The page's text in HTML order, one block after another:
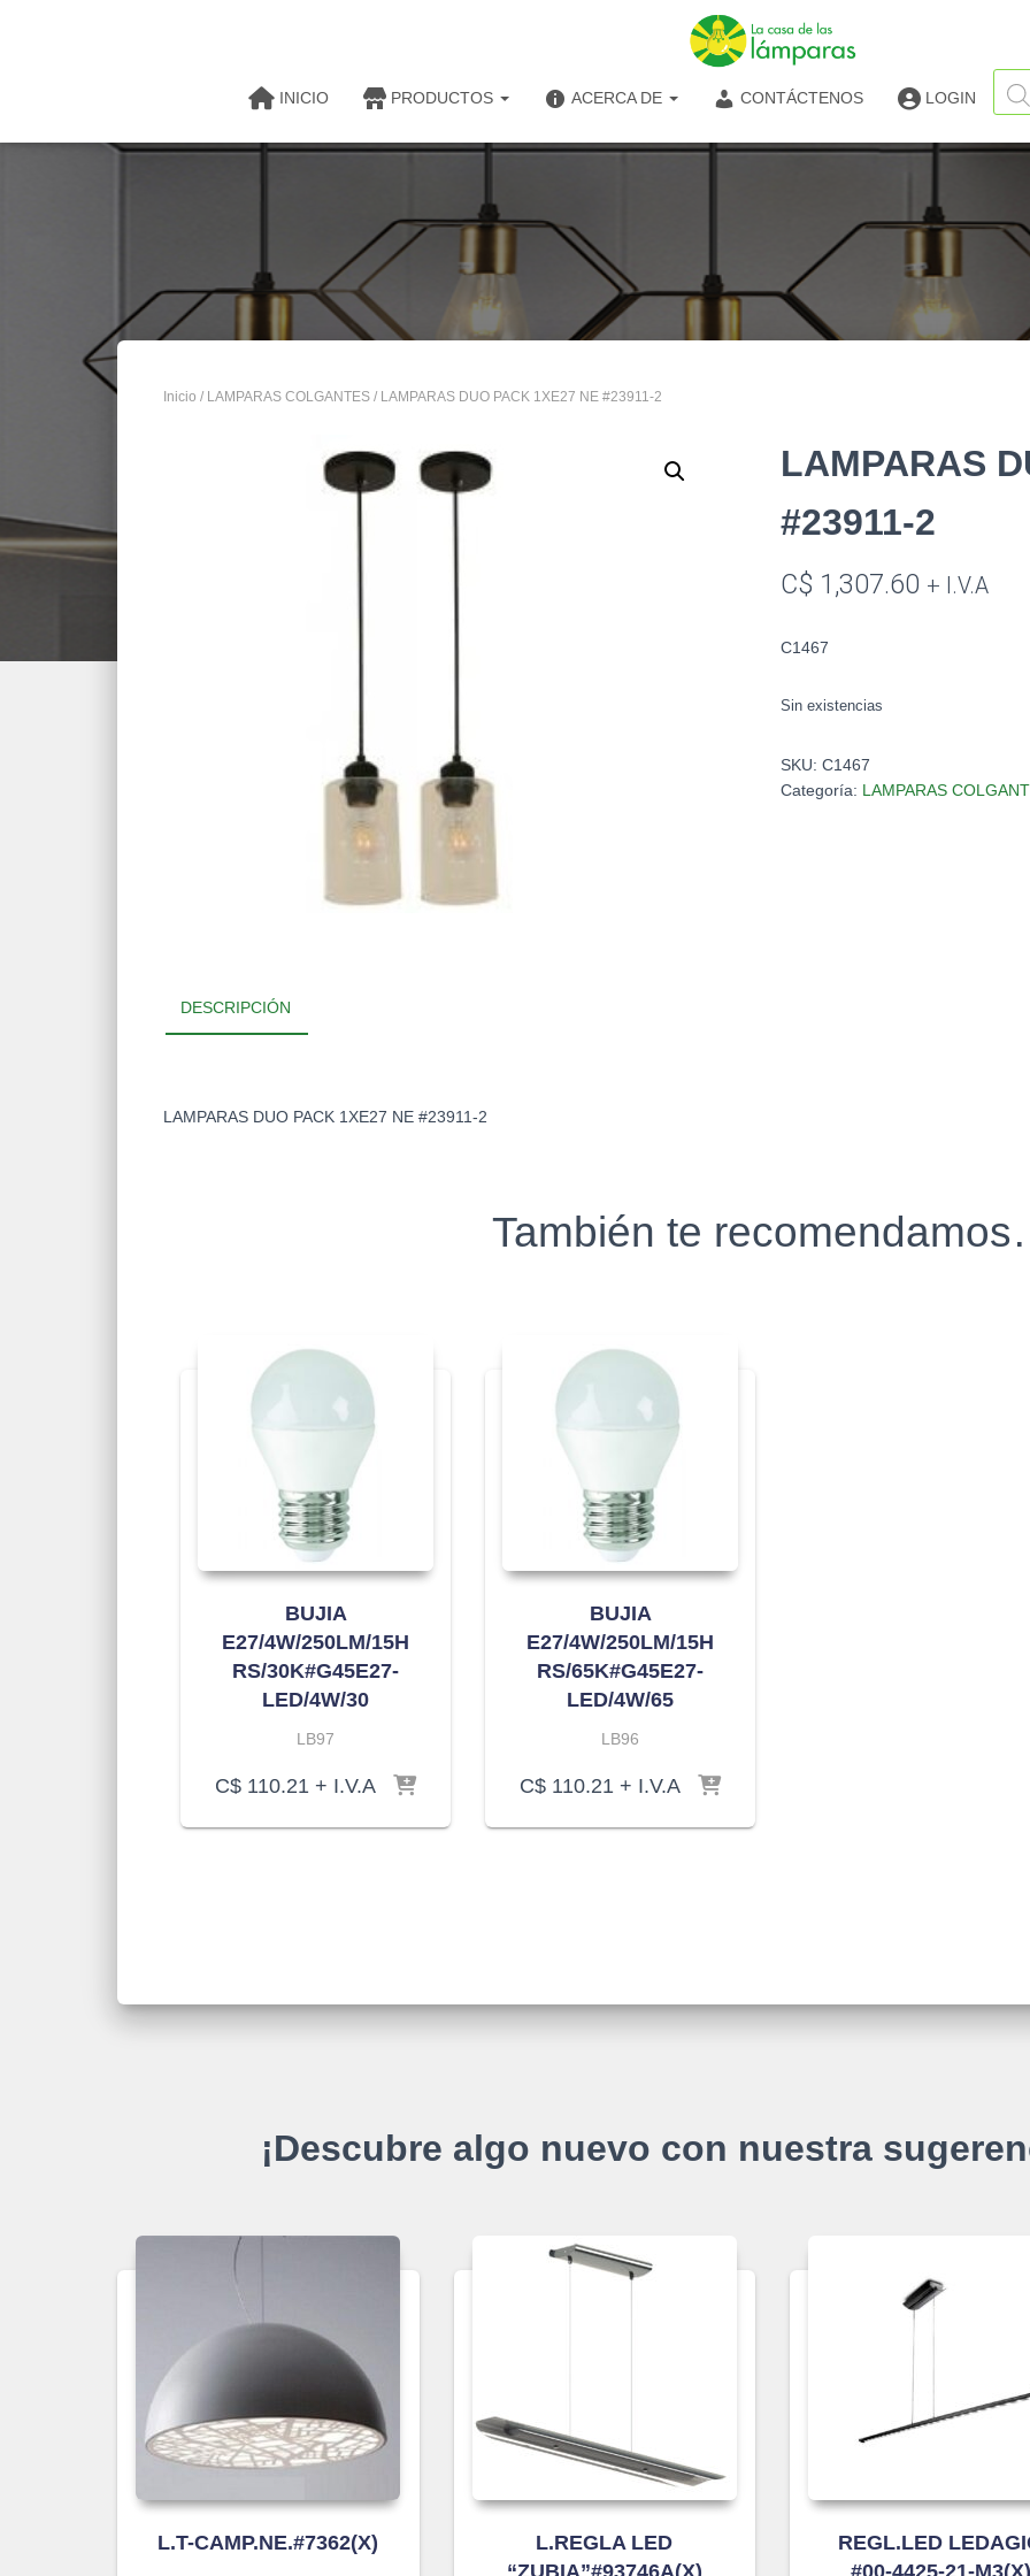
INICIO PRODUCTOS ACERCA DE CONTÁCTENOS LOGIN
de
Inicio / LAMPARAS COLGANTES / LAMPARAS DUO PACK 1XE27 NE #23911-2
LAMPARAS
#23911-2
C$ 1,307.60 + I.V.A
C1467
Sin existencias
SKU: C1467
Categoría: LAMPARAS
DESCRIPCIÓN
LAMPARAS DUO PACK 1XE27 NE #23911-2
También te
BUJIA
E27/4W/250LM/15H
RS/30K#G45E27-
LED/4W/30
LB97
C$ 110.21 + I.V.A
BUJIA
E27/4W/250LM/15H
RS/65K#G45E27-
LED/4W/65
LB96
C$ 110.21 + I.V.A
¡Descubre algo nuevo con nuestra
L.T-CAMP.NE.#7362(X)
L.REGLA LED
“ZUBIA”#93746A(X)
REGL.LED
#00-4425-21-M3(X)